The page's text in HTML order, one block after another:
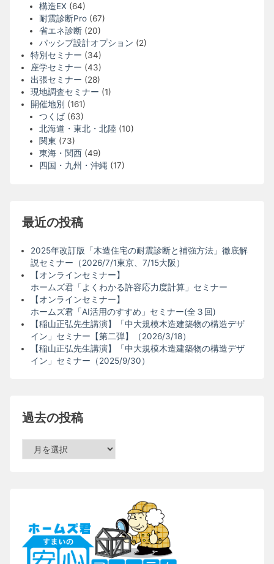
構造EX (64)
耐震診断Pro(67)
省エネ診断(20)
パッシブ設計オプション (2)
特別セミナー (34)
座学セミナー (43)
出張セミナー (28)
現地調査セミナー (1)
開催地別 (161)
つくば(63)
北海道・東北・北陸(10)
関東 (73)
東海・関西(49)
四国・九州・沖縄 (17)
最近の投稿
2025年改訂版「木造住宅の耐震診断と補強方法」徹底解
説セミナー（2026/7/1東京、7/15大阪）
【オンラインセミナー】
ホームズ君「よくわかる許容応力度計算」セミナー
【オンラインセミナー】
ホームズ君「AI活用のすすめ」セミナー(全３回)
【稲山正弘先生講演】「中大規模木造建築物の構造デザ
イン」セミナー【第二弾】（2026/3/18）
【稲山正弘先生講演】「中大規模木造建築物の構造デザ
イン」セミナー（2025/9/30）
過去の投稿